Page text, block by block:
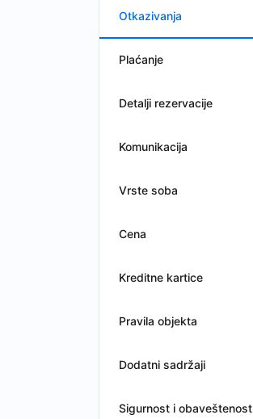
Otkazivanja
Plaćanje
Detalji rezervacije
Komunikacija
Vrste soba
Cena
Kreditne kartice
Pravila objekta
Dodatni sadržaji
Sigurnost i obaveštenost